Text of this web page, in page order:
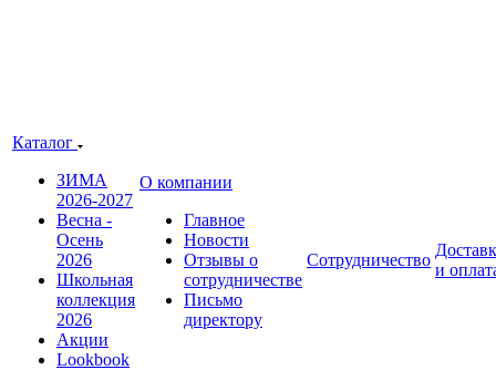
Каталог
ЗИМА
2026-2027
Весна -
Осень
2026
Школьная
коллекция
2026
Акции
Lookbook
О компании
Главное
Новости
Отзывы о
сотрудничестве
Письмо
директору
Сотрудничество
и